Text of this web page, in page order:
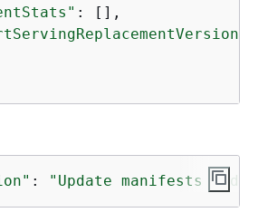
: [],
: "Update manifests